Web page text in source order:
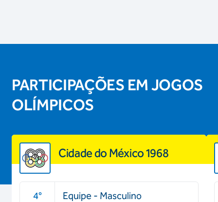
PARTICIPAÇÕES EM JOGOS
OLÍMPICOS
Cidade do México 1968
4° Equipe - Masculino